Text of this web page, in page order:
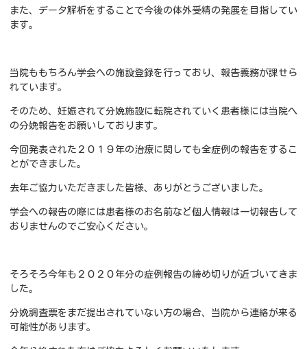
また、データ解析をすることで今後の体外受精の発展を目指してい
ます。
当院ももちろん学会への施設登録を行っており、報告義務が課せら
れています。
そのため、妊娠されて分娩施設に転院されていく患者様には当院へ
の分娩報告をお願いしております。
今回発表された２０１９年の治療に関しても全症例の報告をするこ
とができました。
去年ご協力いただきました皆様、ありがとうございました。
学会への報告の際には患者様のお名前など個人情報は一切報告して
おりませんのでご安心ください。
そろそろ今年も２０２０年分の症例報告の締め切りが近づいてきま
した。
分娩調査票をまだ提出されていない方の場合、当院から連絡が来る
可能性があります。